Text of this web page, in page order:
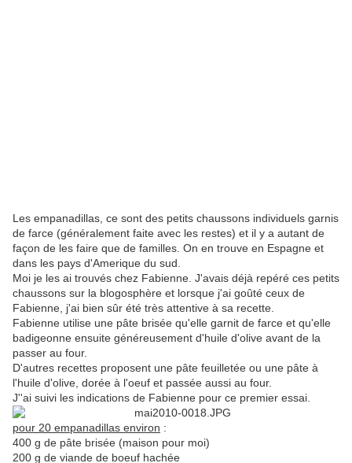
Les empanadillas, ce sont des petits chaussons individuels garnis
de farce (généralement faite avec les restes) et il y a autant de
façon de les faire que de familles. On en trouve en Espagne et
dans les pays d'Amerique du sud.
Moi je les ai trouvés chez Fabienne. J'avais déjà repéré ces petits
chaussons sur la blogosphère et lorsque j'ai goûté ceux de
Fabienne, j'ai bien sûr été très attentive à sa recette.
Fabienne utilise une pâte brisée qu'elle garnit de farce et qu'elle
badigeonne ensuite généreusement d'huile d'olive avant de la
passer au four.
D'autres recettes proposent une pâte feuilletée ou une pâte à
l'huile d'olive, dorée à l'oeuf et passée aussi au four.
J''ai suivi les indications de Fabienne pour ce premier essai.
pour 20 empanadillas environ :
400 g de pâte brisée (maison pour moi)
200 g de viande de boeuf hachée